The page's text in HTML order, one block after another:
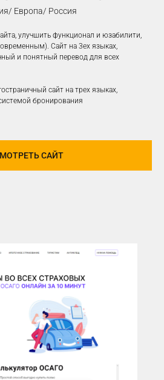
Европа/ Россия
улучшить функционал и юзабилити,
Сайт на 3ех языках,
и понятный перевод для всех
сайт на трех языках,
бронирования
САЙТ
для привлечения
ЦА
САЙТ,
ПРИНОСИТ